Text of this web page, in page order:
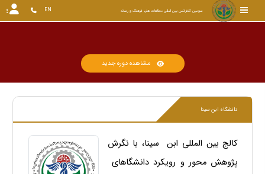
سومین کنفرانس بین المللی مطالعات هنر، فرهنگ و رسانه EN
مشاهده دوره جدید
دانشگاه ابن سینا
کالج بین المللی ابن سینا، با نگرش
پژوهش محور و رویکرد دانشگاهای